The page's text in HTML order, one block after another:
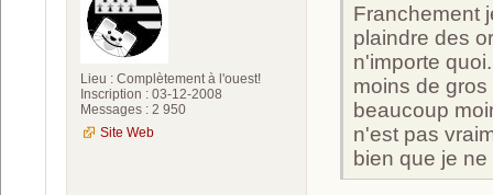
Lieu : Complètement à l'ouest!
Inscription : 03-12-2008
Messages : 2 950
Site Web
Franchement
plaindre des
n'importe
moins de
beaucoup
n'est pas
bien que je